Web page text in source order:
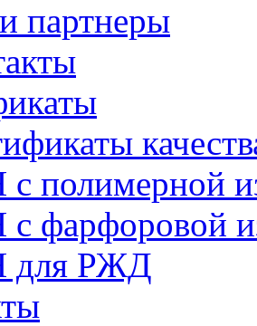
партнеры
полимерной
фарфоровой
РЖД